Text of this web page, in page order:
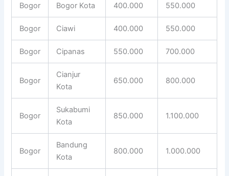
Bogor Bogor Kota 400.000 550.000
Bogor Ciawi 400.000 550.000
Bogor Cipanas 550.000 700.000
Bogor
Cianjur
Kota
650.000 800.000
Bogor
Sukabumi
Kota
850.000 1.100.000
Bogor
Bandung
Kota
800.000 1.000.000